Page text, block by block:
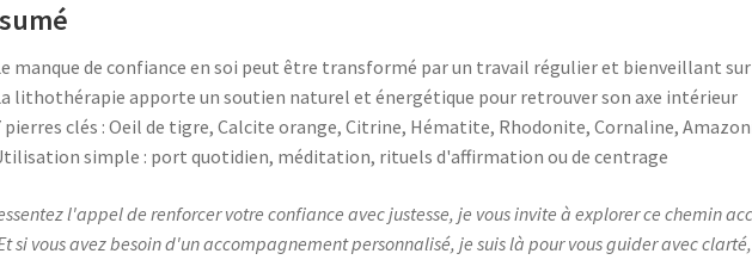
manque de confiance en soi peut être transformé par un travail régulier et bienveillant
lithothérapie apporte un soutien naturel et énergétique pour retrouver son axe intérieur
pierres clés : Oeil de tigre, Calcite orange, Citrine, Hématite, Rhodonite, Cornaline,
simple : port quotidien, méditation, rituels d'affirmation ou de centrage
l'appel de renforcer votre confiance avec justesse, je vous invite à explorer ce chemin
si vous avez besoin d'un accompagnement personnalisé, je suis là pour vous guider avec